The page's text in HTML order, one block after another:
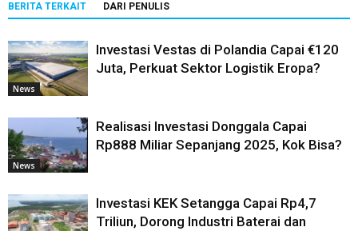
BERITA TERKAIT DARI PENULIS
News
Investasi Vestas di Polandia Capai €120
Juta, Perkuat Sektor Logistik Eropa?
News
Realisasi Investasi Donggala Capai
Rp888 Miliar Sepanjang 2025, Kok Bisa?
Investasi KEK Setangga Capai Rp4,7
Triliun, Dorong Industri Baterai dan